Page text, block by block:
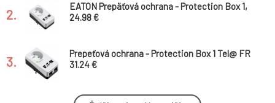
2.
EATON Prepäťová ochrana - Protection Box 1,
FR
24.98 €
3.
Prepeťová ochrana - Protection Box 1 Tel@ FR
31.24 €
EATON Prepäťová ochrana - Protection Box 6